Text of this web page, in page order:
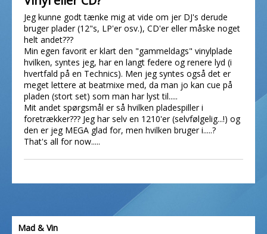
Jeg kunne godt tænke mig at vide om jer DJ's derude
bruger plader (12"s, LP'er osv.), CD'er eller måske noget
helt andet???
Min egen favorit er klart den "gammeldags" vinylplade
hvilken, syntes jeg, har en langt federe og renere lyd (i
hvertfald på en Technics). Men jeg syntes også det er
meget lettere at beatmixe med, da man jo kan cue på
pladen (stort set) som man har lyst til.....
Mit andet spørgsmål er så hvilken pladespiller i
foretrækker??? Jeg har selv en 1210'er (selvfølgelig...!) og
den er jeg MEGA glad for, men hvilken bruger i.....?
That's all for now.....
Mad & Vin